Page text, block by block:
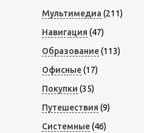
Мультимедиа (211)
Навигация (47)
Образование(113)
Офисные(17)
Покупки (35)
Путешествия (9)
Системные(46)